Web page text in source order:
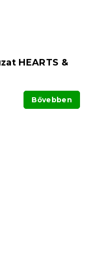
HEARTS &
Bővebben